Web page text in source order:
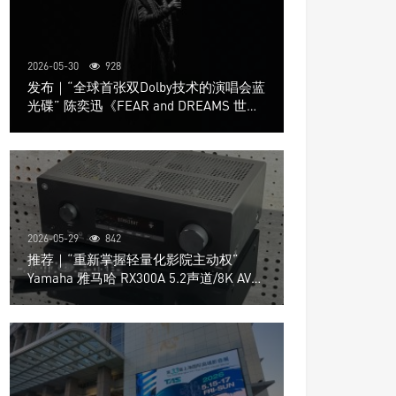
2026-05-30 928
发布｜“全球首张双Dolby技术的演唱会蓝
光碟” 陈奕迅《FEAR and DREAMS 世界
2026-05-29 842
推荐｜“重新掌握轻量化影院主动权”
Yamaha 雅马哈 RX300A 5.2声道/8K AV放
大器